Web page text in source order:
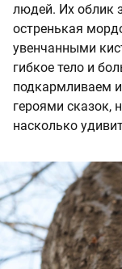
людей. Их облик
остренькая
увенчанными
гибкое тело и
подкармливаем
героями сказок,
насколько